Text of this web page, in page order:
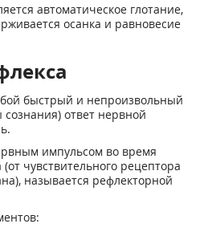
автоматическое глотание,
осанка и равновесие
быстрый и непроизвольный
ответ нервной
импульсом во время
чувствительного рецептора
называется рефлекторной